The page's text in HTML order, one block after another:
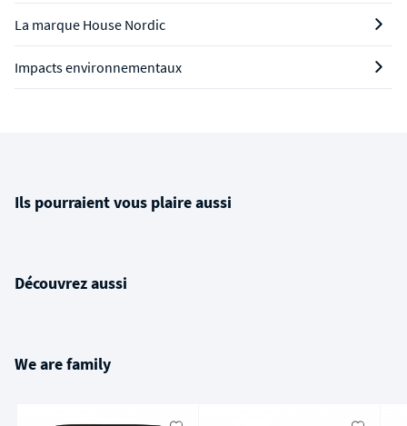
La marque House Nordic
Impacts environnementaux
Ils pourraient vous plaire aussi
Découvrez aussi
We are family